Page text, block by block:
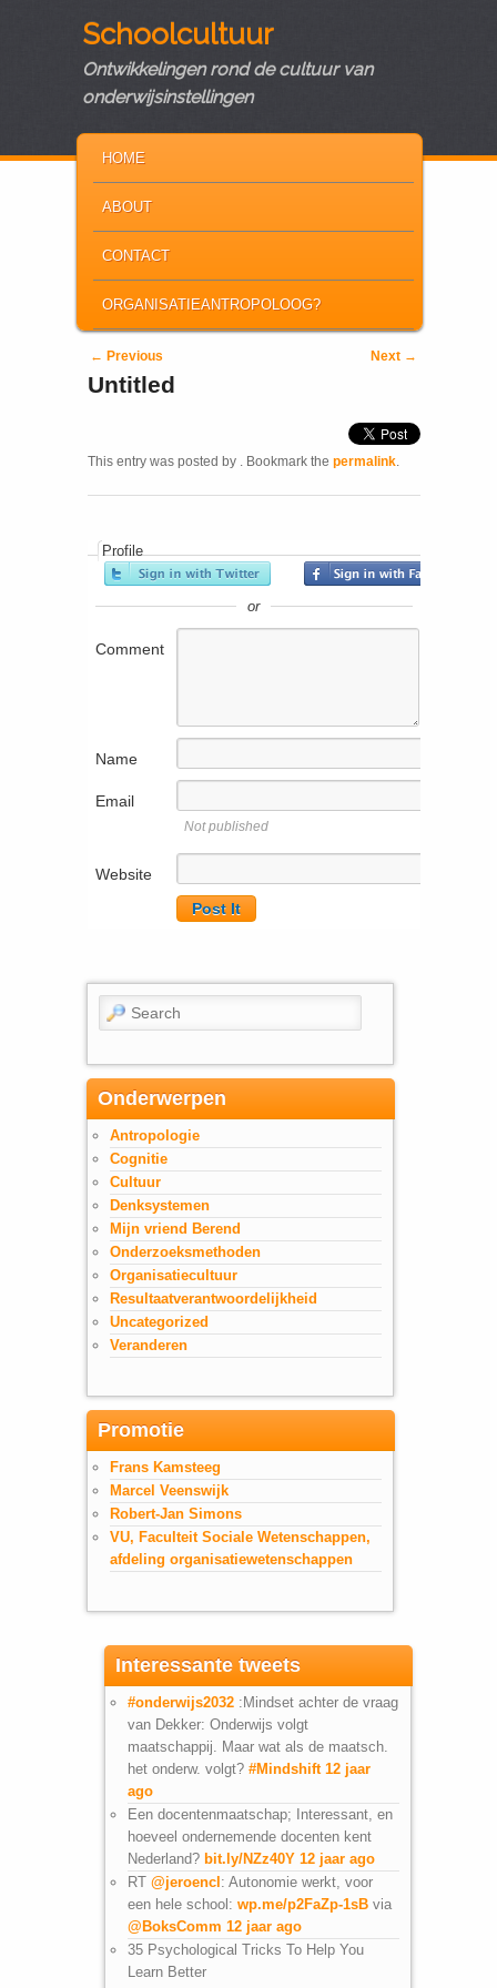
Schoolcultuur
Ontwikkelingen rond de cultuur van
onderwijsinstellingen
SKIP TO PRIMARY CONTENT
SKIP TO SECONDARY CONTENT
HOME
ABOUT
CONTACT
ORGANISATIEANTROPOLOOG?
Post navigation
← Previous Next →
Untitled
This entry was posted by . Bookmark the permalink.
Profile
or
Comment
Name
Email
Not published
Website
Search
Onderwerpen
Antropologie
Cognitie
Cultuur
Denksystemen
Mijn vriend Berend
Onderzoeksmethoden
Organisatiecultuur
Resultaatverantwoordelijkheid
Uncategorized
Veranderen
Promotie
Frans Kamsteeg
Marcel Veenswijk
Robert-Jan Simons
VU, Faculteit Sociale Wetenschappen,
afdeling organisatiewetenschappen
Interessante tweets
#onderwijs2032 :Mindset achter de vraag
van Dekker: Onderwijs volgt
maatschappij. Maar wat als de maatsch.
het onderw. volgt? #Mindshift 12 jaar
ago
Een docentenmaatschap; Interessant, en
hoeveel ondernemende docenten kent
Nederland? bit.ly/NZz40Y 12 jaar ago
RT @jeroencl: Autonomie werkt, voor
een hele school: wp.me/p2FaZp-1sB via
@BoksComm 12 jaar ago
35 Psychological Tricks To Help You
Learn Better